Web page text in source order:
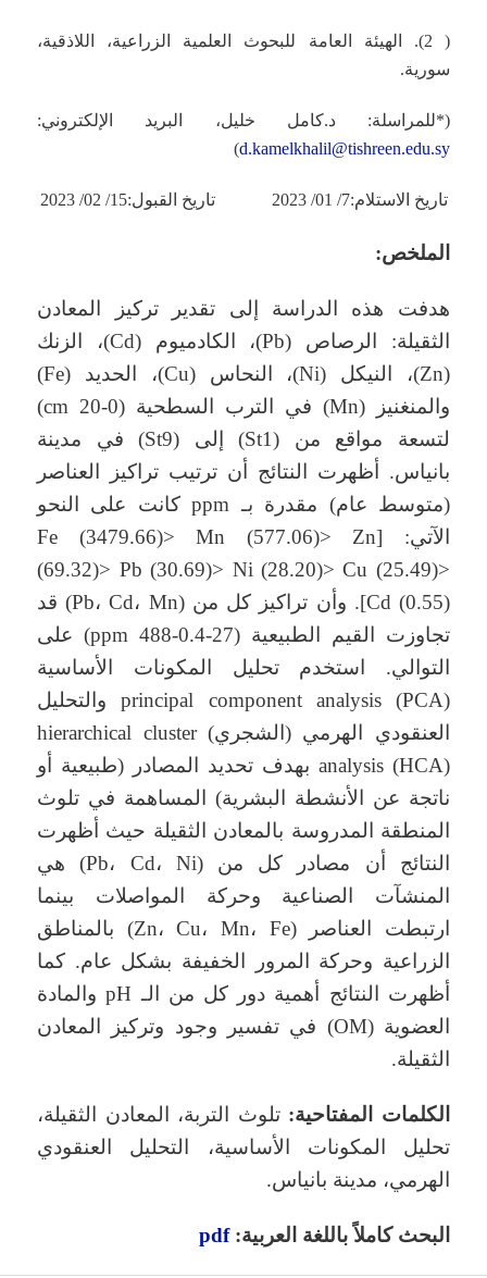
( 2). الهيئة العامة للبحوث العلمية الزراعية، اللاذقية،
سورية.
(*للمراسلة: د.كامل خليل، البريد الإلكتروني:
d.kamelkhalil@tishreen.edu.sy
)
تاريخ الاستلام:7/ 01/ 2023 تاريخ القبول:15/ 02/ 2023
الملخص:
هدفت هذه الدراسة إلى تقدير تركيز المعادن
الثقيلة: الرصاص (Pb)، الكادميوم (Cd)، الزنك
(Zn)، النيكل (Ni)، النحاس (Cu)، الحديد (Fe)
والمنغنيز (Mn) في الترب السطحية (0-20 cm)
لتسعة مواقع من (St1) إلى (St9) في مدينة
بانياس. أظهرت النتائج أن ترتيب تراكيز العناصر
(متوسط عام) مقدرة بـ ppm كانت على النحو
الآتي: [Fe (3479.66)> Mn (577.06)> Zn
(69.32)> Pb (30.69)> Ni (28.20)> Cu (25.49)>
Cd (0.55)]. وأن تراكيز كل من (Pb، Cd، Mn) قد
تجاوزت القيم الطبيعية (27-0.4-488 ppm) على
التوالي. استخدم تحليل المكونات الأساسية
principal component analysis (PCA) والتحليل
العنقودي الهرمي (الشجري) hierarchical cluster
analysis (HCA) بهدف تحديد المصادر (طبيعية أو
ناتجة عن الأنشطة البشرية) المساهمة في تلوث
المنطقة المدروسة بالمعادن الثقيلة حيث أظهرت
النتائج أن مصادر كل من (Pb، Cd، Ni) هي
المنشآت الصناعية وحركة المواصلات بينما
ارتبطت العناصر (Zn، Cu، Mn، Fe) بالمناطق
الزراعية وحركة المرور الخفيفة بشكل عام. كما
أظهرت النتائج أهمية دور كل من الـ pH والمادة
العضوية (OM) في تفسير وجود وتركيز المعادن
الثقيلة.
الكلمات المفتاحية: تلوث التربة، المعادن الثقيلة،
تحليل المكونات الأساسية، التحليل العنقودي
الهرمي، مدينة بانياس.
البحث كاملاً باللغة العربية:pdf